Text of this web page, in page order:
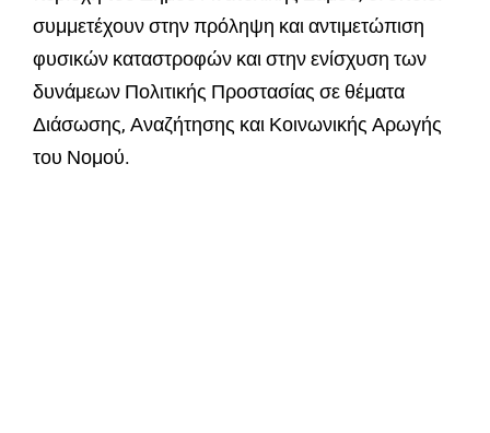
συμμετέχουν στην πρόληψη και αντιμετώπιση
φυσικών καταστροφών και στην ενίσχυση των
δυνάμεων Πολιτικής Προστασίας σε θέματα
Διάσωσης, Αναζήτησης και Κοινωνικής Αρωγής
του Νομού.